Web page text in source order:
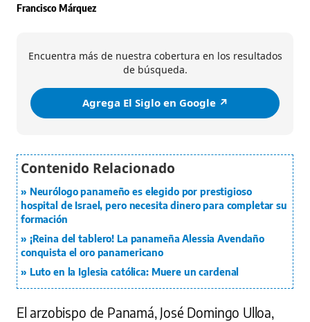
Francisco Márquez
Encuentra más de nuestra cobertura en los resultados
de búsqueda.
Agrega El Siglo en Google ↗️
Neurólogo panameño es elegido por prestigioso
hospital de Israel, pero necesita dinero para completar su
formación
¡Reina del tablero! La panameña Alessia Avendaño
conquista el oro panamericano
Luto en la Iglesia católica: Muere un cardenal
El arzobispo de Panamá, José Domingo Ulloa,